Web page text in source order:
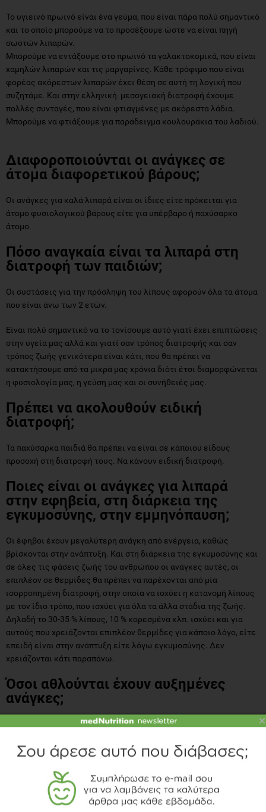
Το υγιεινό πρωινό είναι ένα γεύμα, που είναι πάρα πολύ σημαντικό
και το οποίο μπορούμε να το προσέξουμε ώστε να είναι πηγή
σωστών λιπαρών.
Μπορούμε να εντάξουμε στο πρωινό τα γαλακτοκομικά, που είναι
χαμηλών λιπαρών και τις μαργαρίνες. Κάθε τρόφιμο που είναι
φορέας ακόρεστων λιπαρών έχει θέση σε αυτή τη λογική που
συζητάμε. Και στην ελληνική μεσογειακή διατροφή έχουμε
πολλές συνταγές, που είναι φτιαγμένες με ακόρεστα λάδια.
Μπορούμε να φτιάξουμε για παράδειγμα κουλουράκια του λαδιού.
Διαφοροποιούνται οι ανάγκες σε
άτομα διαφορετικού βάρους;
Οι ανάγκες για καλά λιπαρά είναι οι ίδιες είτε πρόκειται για
άτομο φυσιολογικού βάρους είτε για υπέρβαρο ή παχύσαρκο
άτομο.
Πόσο αναγκαία είναι τα λιπαρά στη
διατροφή των παιδιών;
Οι συστάσεις για την πρόσληψη του λίπους αφορούν όλα τα άτομα
που είναι άνω των 2 ετών.
Είναι πολύ σημαντικό να το τονίσουμε αυτό γιατί έχει επιπτώσεις
στην υγεία μας αλλά και γιατί σαν τρόπος διατροφής και σαν
τρόπος ζωής γενικότερα είναι κάτι, που θα πρέπει να
κατακτήσουμε από τα μικρά μας χρόνια διότι έτσι διαμορφώνεται
η φυσιολογία μας, η γεύση μας και οι συνήθειές μας.
Πρέπει να ακολουθούν ειδική
διατροφή;
Τα παχύσαρκα παιδιά θα πρέπει να είναι σε κάποιου είδους
προσοχή στη διατροφή τους. Να κάνουν ειδική διατροφή.
Ποιες είναι οι ανάγκες για λιπαρά
στην εφηβεία, στη διάρκεια της
εγκυμοσύνης, στην εμμηνόπαυση;
Οι έφηβοι έχουν μεγαλύτερη ανάγκη από ενέργεια, καθώς
βρίσκονται στην ανάπτυξη. Και στη διάρκεια της εγκυμοσύνης και
σε όλες τις φάσεις ζωής του ανθρώπου οι ανάγκες αυτές, οι
επιπλέον σε θερμίδες θα πρέπει να παρέχονται από μία
ισορροπημένη διατροφή, στην οποία να ισχύει η κατανομή λίπους
με τον ίδιο τρόπο, που ισχύει για όλα τα άλλα στάδια της ζωής.
Δηλαδή το 30-35 % λίπους, 10 % κορεσμένα κλπ. ισχύει και για
αυτούς που χρειάζονται επιπλέον θερμίδες για κάποιο λόγο, είτε
επειδή είναι στην ανάπτυξη είτε λόγω εγκυμοσύνης. Δεν
χρειάζονται κάτι παραπάνω.
Όσοι αθλούνται έχουν αυξημένες
ανάγκες;
Αυτοί που αθλούνται έχουν αυξημένες ανάγκες σε θερμίδες, τις
ισορροπημένο γεύμα. Ο αθλούμενος χρειάζεται επιπλέον 500
τρόπο διατροφής. Δε σημαίνει ότι πρέπει να τις παίρνει από
×